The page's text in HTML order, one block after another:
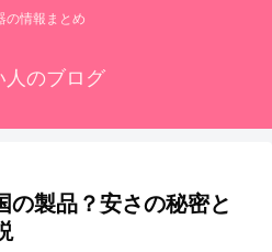
の情報まとめ
人のブログ
の製品？安さの秘密と